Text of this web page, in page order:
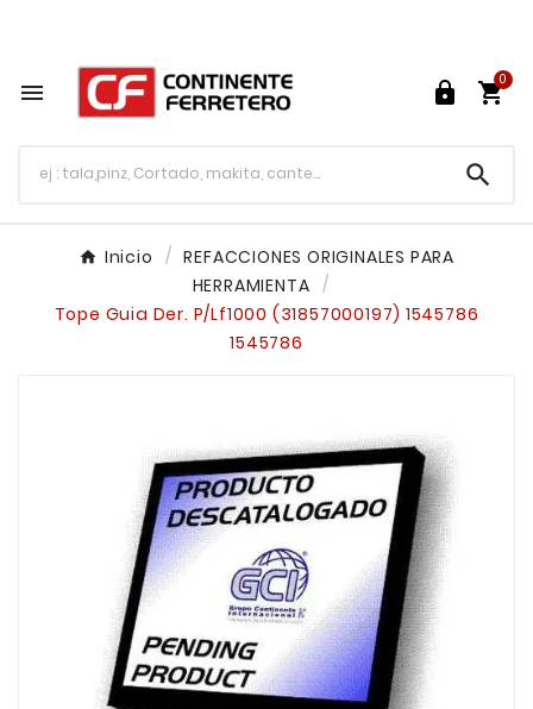
  
0

Inicio
REFACCIONES ORIGINALES PARA
HERRAMIENTA
Tope Guia Der. P/Lf1000 (31857000197) 1545786
1545786